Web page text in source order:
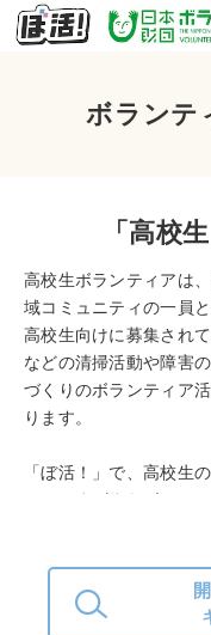
ボランテ
「高校
高校生ボランティアは
域コミュニティの一員
高校生向けに募集され
などの清掃活動や障害
づくりのボランティア
ります。
「ぼ活！」で、高校生
か？さまざまなボラン
り、新しいスキルを身
ひボランティア一覧か